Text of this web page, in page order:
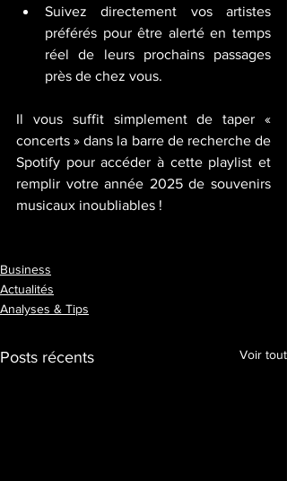
Suivez directement vos artistes
préférés pour être alerté en temps
réel de leurs prochains passages
près de chez vous.
Il vous suffit simplement de taper «
concerts » dans la barre de recherche de
Spotify pour accéder à cette playlist et
remplir votre année 2025 de souvenirs
musicaux inoubliables !
Business
Actualités
Analyses & Tips
Posts récents Voir tout